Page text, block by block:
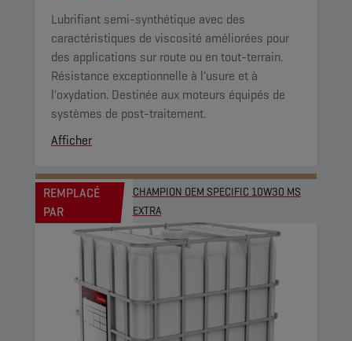
Lubrifiant semi-synthétique avec des
caractéristiques de viscosité améliorées pour
des applications sur route ou en tout-terrain.
Résistance exceptionnelle à l'usure et à
l'oxydation. Destinée aux moteurs équipés de
systèmes de post-traitement.
Afficher
REMPLACÉ
PAR
CHAMPION OEM SPECIFIC 10W30 MS
EXTRA